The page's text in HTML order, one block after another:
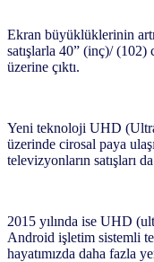
Ekran büyüklüklerinin
satışlarla 40” (inç)/ (102)
üzerine çıktı.
Yeni teknoloji UHD
üzerinde cirosal paya
televizyonların satışları
2015 yılında ise UHD
Android işletim sistemli
hayatımızda daha fazla